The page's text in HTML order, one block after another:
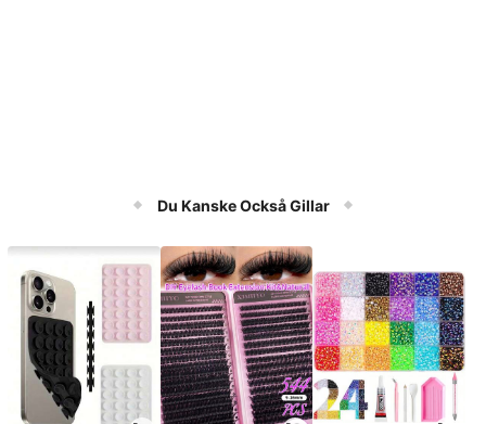
Du Kanske Också Gillar